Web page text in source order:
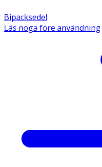
Bipacksedel
Läs noga före användning